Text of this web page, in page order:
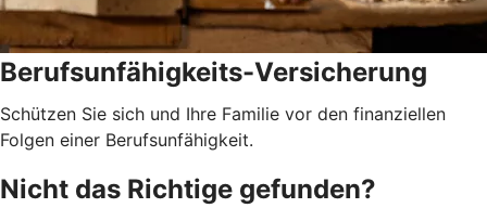
Berufsunfähigkeits-Versicherung
Schützen Sie sich und Ihre Familie vor den finanziellen
Folgen einer Berufsunfähigkeit.
Nicht das Richtige gefunden?